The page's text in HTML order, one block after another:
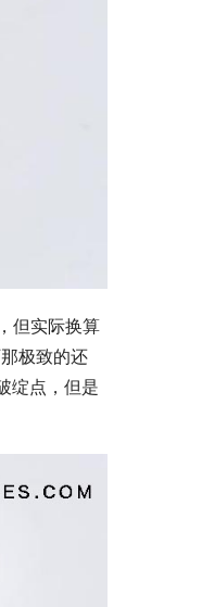
但实际换算
极致的还
绽点，但是